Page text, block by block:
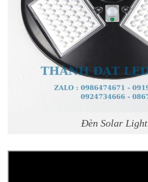
Đèn Solar Light